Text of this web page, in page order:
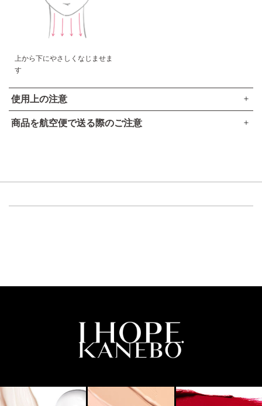
上から下にやさしくなじませま
す
使用上の注意
傷やはれもの、湿疹等異常のあるところにはお使いにならな
流してください。
子供や認知症の方などの誤飲・誤食等を防ぐため、置き場所
にご注意ください。
極端に温度の高い所や低い所、直射日光のあたる場所には、
商品を航空便で送る際のご注意
アルコール24％以下
可燃性固体に該当しない​